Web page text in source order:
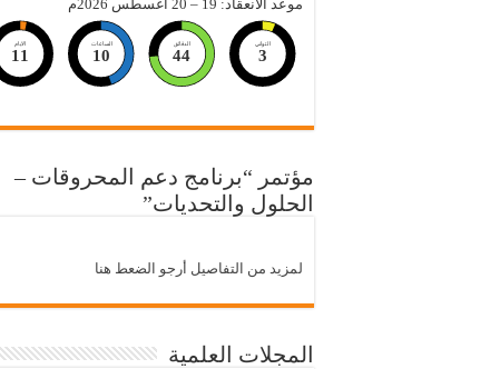
موعد الانعقاد: 19 – 20 أغسطس 2026م
الايام
11
الساعات
10
الدقائق
44
الثواني
2
مؤتمر “برنامج دعم المحروقات –
الحلول والتحديات”
لمزيد من التفاصيل أرجو الضعط هنا
المجلات العلمية